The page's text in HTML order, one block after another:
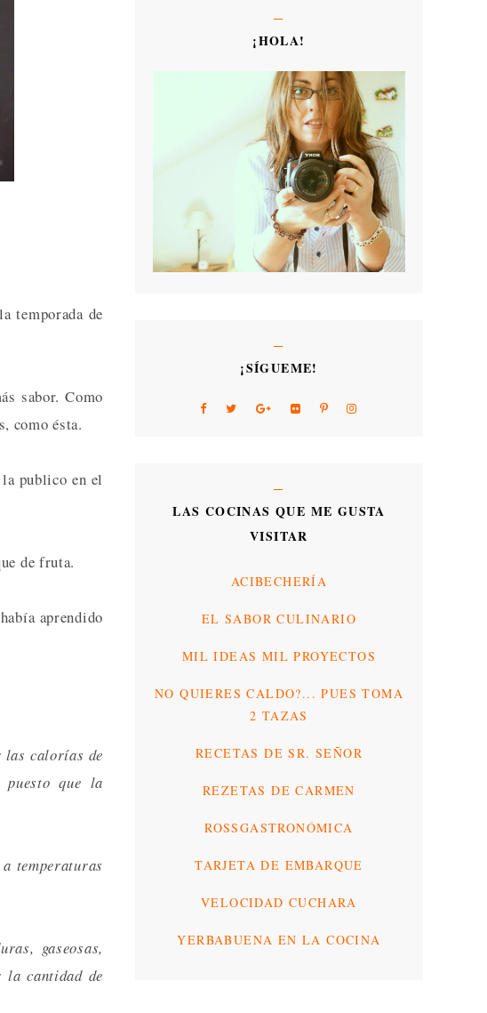
temporada de
sabor. Como
como ésta.
publico en el
de fruta.
aprendido
las calorías de
que la
temperaturas
gaseosas,
la cantidad de
¡HOLA!
¡SÍGUEME!
LAS COCINAS QUE ME GUSTA
VISITAR
ACIBECHERÍA
EL SABOR CULINARIO
MIL IDEAS MIL PROYECTOS
NO QUIERES CALDO?... PUES TOMA
2 TAZAS
RECETAS DE SR. SEÑOR
REZETAS DE CARMEN
ROSSGASTRONÓMICA
TARJETA DE EMBARQUE
VELOCIDAD CUCHARA
YERBABUENA EN LA COCINA